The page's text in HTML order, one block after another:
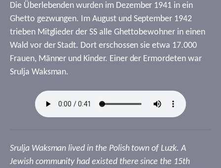
Die Überlebenden wurden im Dezember 1941 in ein
Ghetto gezwungen. Im August und September 1942
trieben Mitglieder der SS alle Ghettobewohner in einen
Wald vor der Stadt. Dort erschossen sie etwa 17.000
Frauen, Männer und Kinder. Einer der Ermordeten war
Srulja Waksman.
Srulja Waksman lived in the Polish town of Luzk. A
Jewish community had existed there since the 15th